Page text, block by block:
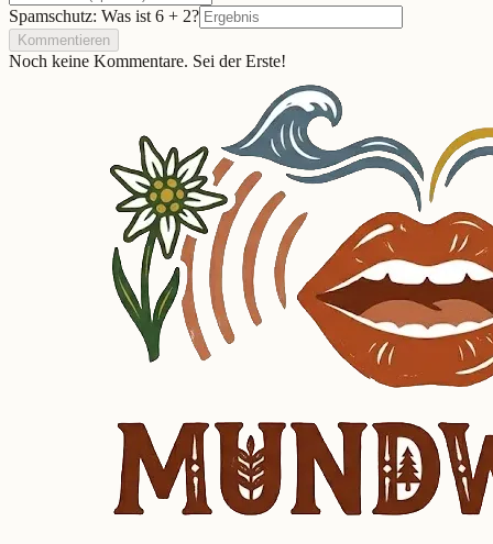
Spamschutz: Was ist 6 + 2?
Kommentieren
Noch keine Kommentare. Sei der Erste!